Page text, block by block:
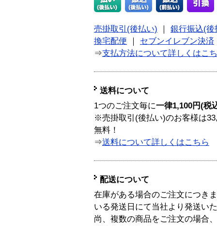
売掛取引(後払い)
銀行振込(後
換宅配便
セブンイレブン決済
⇒支払方法について詳しくはこ
送料について
1つのご注文毎に一律1,100円(税
※売掛取引(後払い)のお客様は
無料！
⇒送料について詳しくはこちら
配送について
在庫がある場合のご注文につき
いる発送日にて当社より発送い
尚、複数の商品をご注文の場合